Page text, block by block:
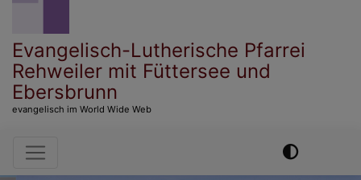
Evangelisch-Lutherische Pfarrei
Rehweiler mit Füttersee und
Ebersbrunn
evangelisch im World Wide Web
Hauptnavigation